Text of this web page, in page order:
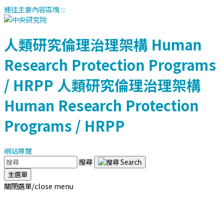
連往主要內容區塊:::
人類研究倫理治理架構 Human
Research Protection Programs
/ HRPP 人類研究倫理治理架構
Human Research Protection
Programs / HRPP
網站導覽
搜尋
主選單
關閉選單/close menu